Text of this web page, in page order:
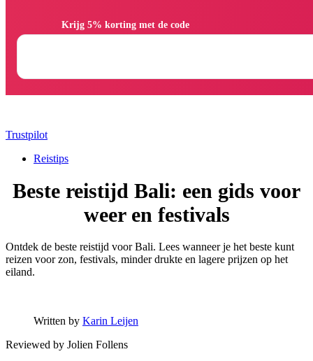
Trustpilot
Reistips
Beste reistijd Bali: een gids voor
weer en festivals
Ontdek de beste reistijd voor Bali. Lees wanneer je het beste kunt
reizen voor zon, festivals, minder drukte en lagere prijzen op het
eiland.
Written by Karin Leijen
Reviewed by Jolien Follens